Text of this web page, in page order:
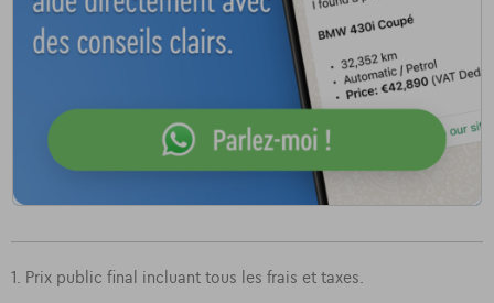
1. Prix public final incluant tous les frais et taxes.